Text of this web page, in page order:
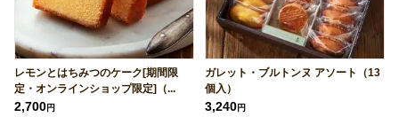
レモンとはちみつのケーク[期間限
定・オンラインショップ限定]（...
2,700円
ガレット・ブルトンヌ アソート（13
個入）
3,240円